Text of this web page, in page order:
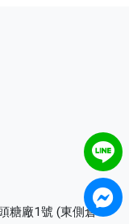
糖廠1號 (東側倉